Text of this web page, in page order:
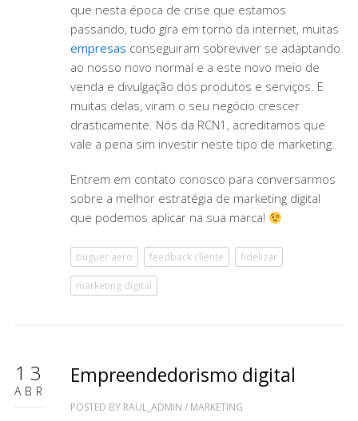
que nesta época de crise que estamos
passando, tudo gira em torno da internet, muitas
empresas conseguiram sobreviver se adaptando
ao nosso novo normal e a este novo meio de
venda e divulgação dos produtos e serviços. E
muitas delas, viram o seu negócio crescer
drasticamente. Nós da RCN1, acreditamos que
vale a pena sim investir neste tipo de marketing.
Entrem em contato conosco para conversarmos
sobre a melhor estratégia de marketing digital
que podemos aplicar na sua marca!
buguer aero feedback cliente fidelizar
marketing digital
13
ABR
Empreendedorismo digital
POSTED BY RAUL_ADMIN / MARKETING